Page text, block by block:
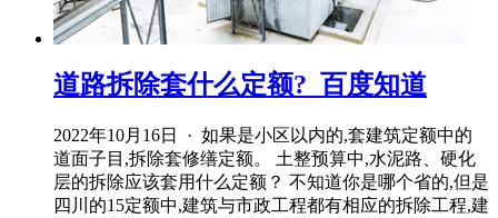
道路拆除套什么定额?_百度知道
2022年10月16日 · 如果是小区以内的,套建筑定额中的
道面子目,拆除套修缮定额。 土整预算中,水泥路、硬化
层的拆除应该套用什么定额？ 不知道你是哪个省的,但是
四川的15定额中,建筑与市政工程都有相应的拆除工程,建